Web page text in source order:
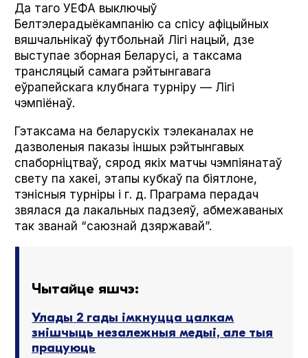
Да таго УЕФА выключыў
Белтэлерадыёкампанію са спісу афіцыйных
вяшчальнікаў футбольнай Лігі нацый, дзе
выступае зборная Беларусі, а таксама
трансляцый самага рэйтынгавага
еўрапейскага клубнага турніру — Лігі
чэмпіёнаў.
Гэтаксама на беларускіх тэлеканалах не
дазволеныя паказы іншых рэйтынгавых
спаборніцтваў, сярод якіх матчы чэмпіянатаў
свету па хакеі, этапы кубкаў па біятлоне,
тэнісныя турніры і г. д. Праграма перадач
звялася да лакальных падзеяў, абмежаваных
так званай “саюзнай дзяржавай”.
Чытайце яшчэ:
Улады 2 гады імкнуцца цалкам
знішчыць незалежныя медыі, але тыя
працуюць